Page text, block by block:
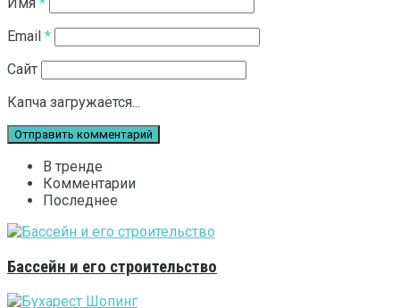
Email *
Сайт
Капча загружается...
В тренде
Комментарии
Последнее
Бассейн и его строительство